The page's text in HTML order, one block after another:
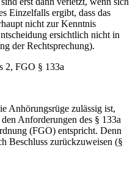
Einzelfalls ergibt, dass das
nicht zur Kenntnis
ersichtlich nicht in
der Rechtsprechung).
2, FGO § 133a
zulässig ist,
Anforderungen des § 133a
(FGO) entspricht. Denn
Beschluss zurückzuweisen (§